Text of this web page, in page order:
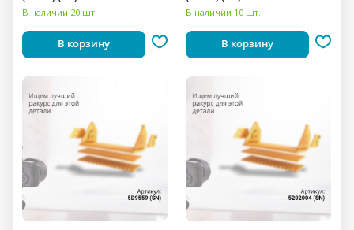
В наличии 20 шт.
В корзину
В наличии 10 шт.
В корзину